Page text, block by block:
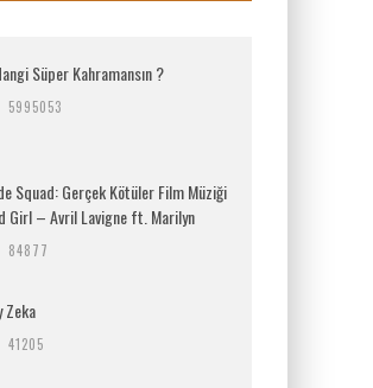
Süper Kahramansın ?
5995053
Squad: Gerçek Kötüler Film Müziği
Girl – Avril Lavigne ft. Marilyn
84877
Zeka
41205